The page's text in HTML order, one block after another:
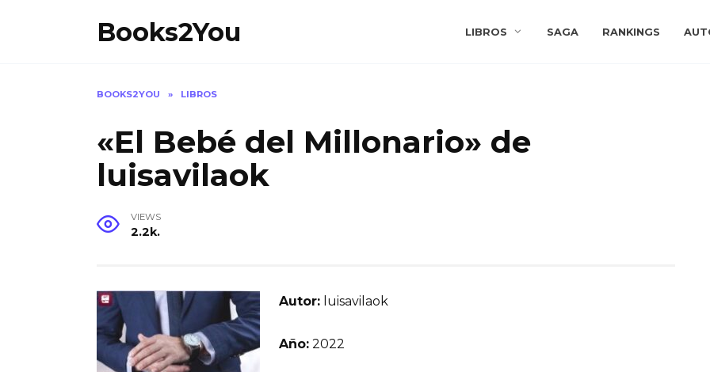
Books2You LIBROS SAGA RANKINGS
BOOKS2YOU » LIBROS
«El Bebé del Millonario» de
luisavilaok
VIEWS
2.2k.
Autor: luisavilaok
Año: 2022